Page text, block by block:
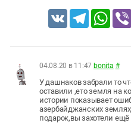
VK Telegram
04.08.20 в 11:47 bonita #
У дашнаков забрали то
оставили ,ето земля на
истории показывает
азербайджанских
подарок,вы захотели